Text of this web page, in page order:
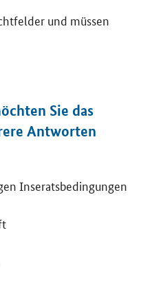
und müssen
Sie das
Antworten
Inseratsbedingungen